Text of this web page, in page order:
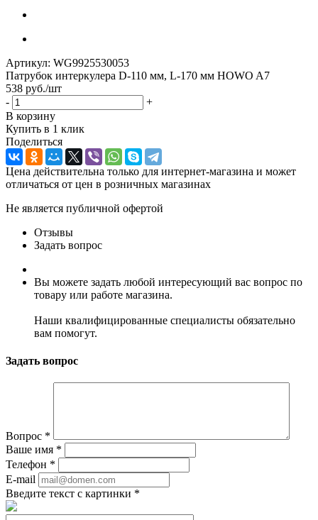
Артикул: WG9925530053
Патрубок интеркулера D-110 мм, L-170 мм HOWO A7
538 руб./шт
-
+
В корзину
Купить в 1 клик
Поделиться
Цена действительна только для интернет-магазина и может
отличаться от цен в розничных магазинах
Не является публичной офертой
Отзывы
Задать вопрос
Вы можете задать любой интересующий вас вопрос по
товару или работе магазина.
Наши квалифицированные специалисты обязательно
вам помогут.
Задать вопрос
Вопрос *
Ваше имя *
Телефон *
E-mail
Введите текст с картинки *